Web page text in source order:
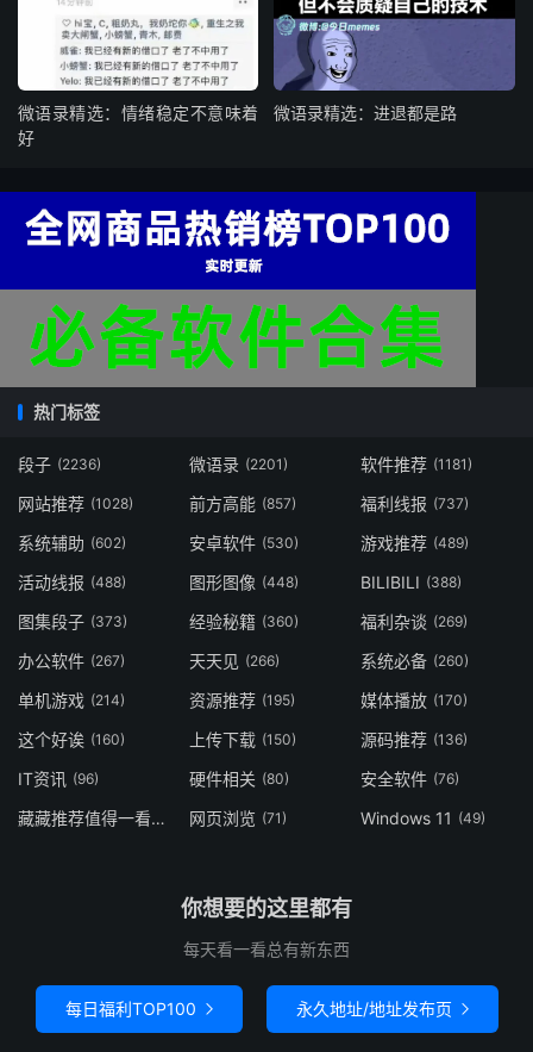
微语录精选：情绪稳定不意味着
好
微语录精选：进退都是路
热门标签
段子 (2236) 微语录 (2201) 软件推荐 (1181)
网站推荐 (1028) 前方高能 (857) 福利线报 (737)
系统辅助 (602) 安卓软件 (530) 游戏推荐 (489)
活动线报 (488) 图形图像 (448) BILIBILI (388)
图集段子 (373) 经验秘籍 (360) 福利杂谈 (269)
办公软件 (267) 天天见 (266) 系统必备 (260)
单机游戏 (214) 资源推荐 (195) 媒体播放 (170)
这个好诶 (160) 上传下载 (150) 源码推荐 (136)
IT资讯 (96) 硬件相关 (80) 安全软件 (76)
藏藏推荐值得一看(73) 网页浏览 (71) Windows 11 (49)
你想要的这里都有
每天看一看总有新东西
每日福利TOP100  永久地址/地址发布页 